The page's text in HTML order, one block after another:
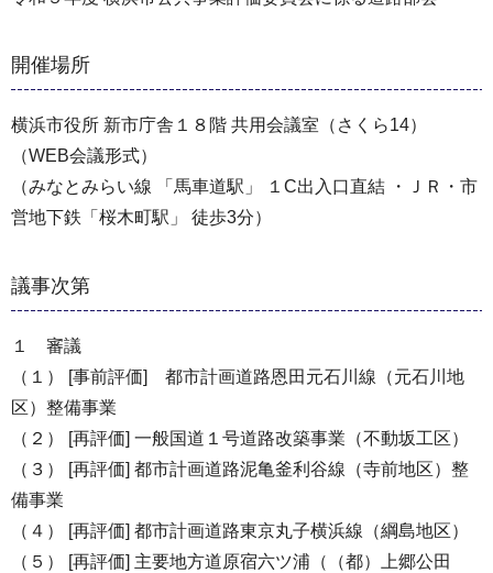
開催場所
横浜市役所 新市庁舎１８階 共用会議室（さくら14）
（WEB会議形式）
（みなとみらい線 「馬車道駅」 １C出入口直結 ・ＪＲ・市
営地下鉄「桜木町駅」 徒歩3分）
議事次第
１ 審議
（１） [事前評価] 都市計画道路恩田元石川線（元石川地
区）整備事業
（２） [再評価] 一般国道１号道路改築事業（不動坂工区）
（３） [再評価] 都市計画道路泥亀釜利谷線（寺前地区）整
備事業
（４） [再評価] 都市計画道路東京丸子横浜線（綱島地区）
（５） [再評価] 主要地方道原宿六ツ浦（（都）上郷公田